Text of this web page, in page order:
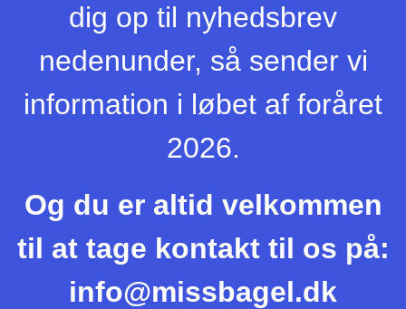
dig op til nyhedsbrev
nedenunder, så sender vi
information i løbet af foråret
2026.
Og du er altid velkommen
til at tage kontakt til os på:
info@missbagel.dk